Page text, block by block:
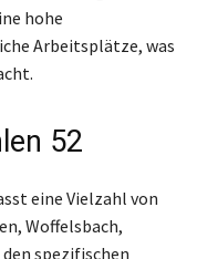
hohe
Arbeitsplätze, was
52
eine Vielzahl von
Woffelsbach,
spezifischen